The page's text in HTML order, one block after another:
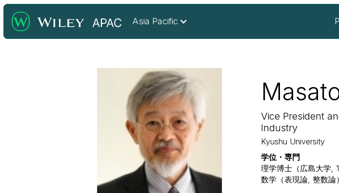
Asia Pacific
Vice President
Industry
Kyushu University
学位・専門
理学博士（広島大学,
数学（表現論, 整数論）